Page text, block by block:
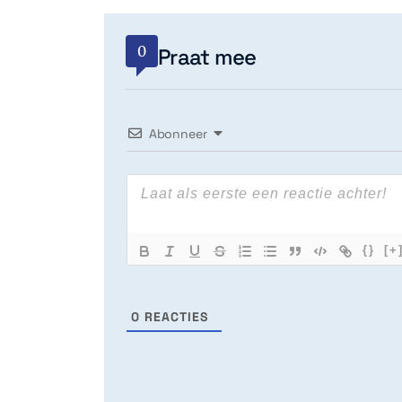
0 Praat mee
Abonneer
{}
0 REACTIES